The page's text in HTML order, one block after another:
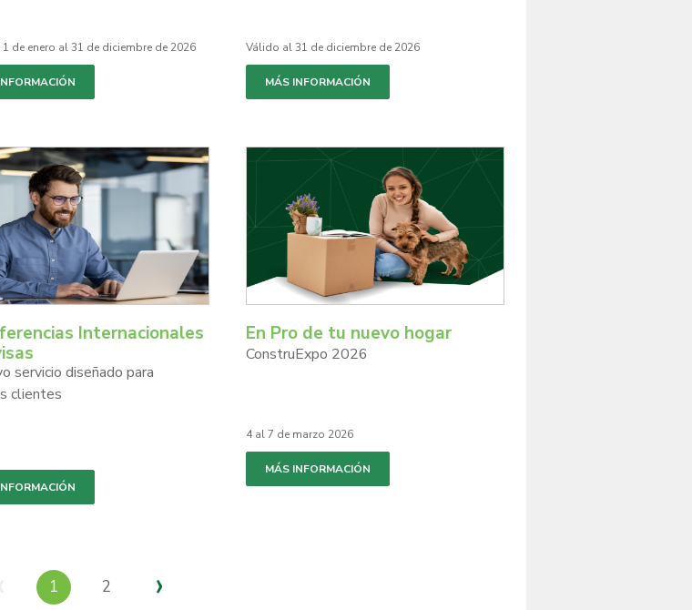
de enero al 31 de diciembre de 2026 Válido al 31 de diciembre de 2026
MÁS INFORMACIÓN
Internacionales
servicio diseñado para
clientes
En Pro de tu nuevo hogar
ConstruExpo 2026
4 al 7 de marzo 2026
MÁS INFORMACIÓN
Previous
1 2 ›